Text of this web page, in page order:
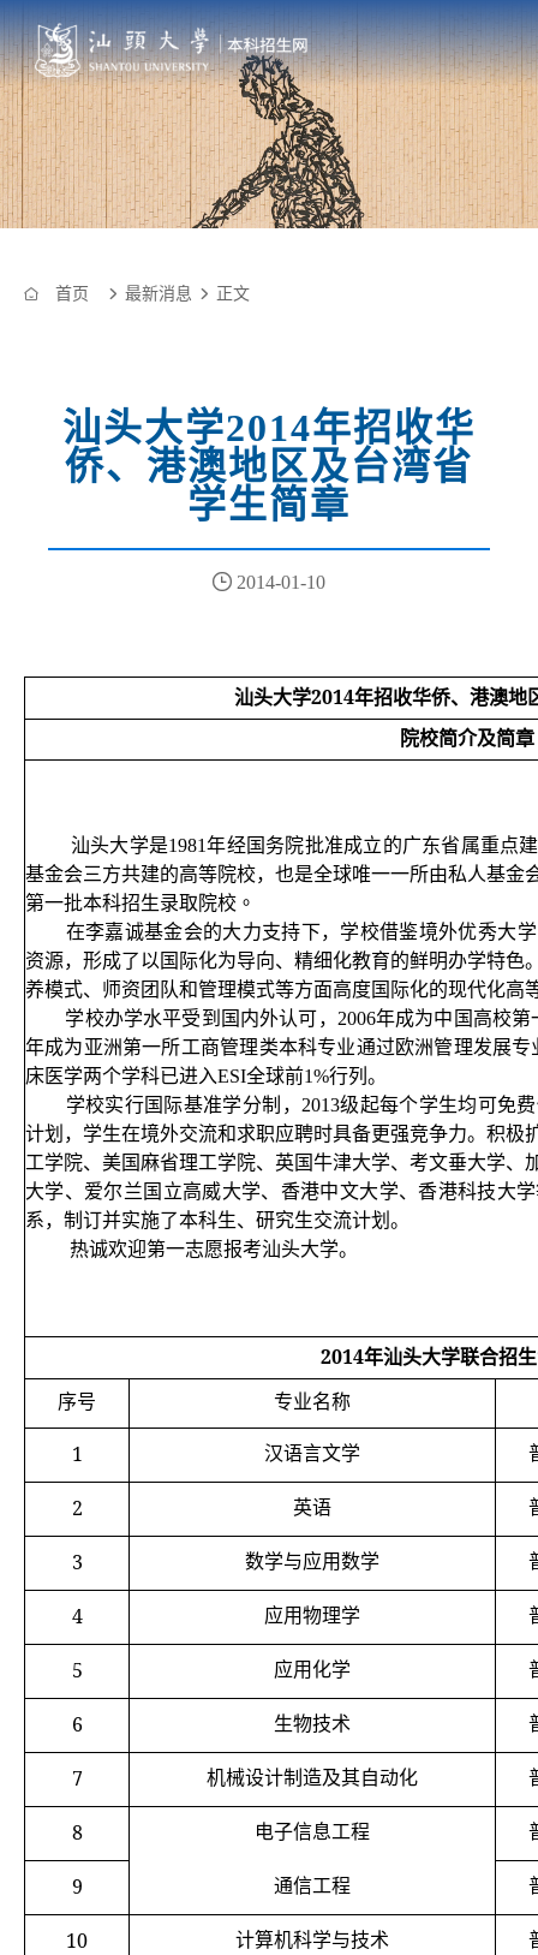
 首页  最新消息  正文
汕头大学2014年招收华
侨、港澳地区及台湾省
学生简章
 2014-01-10
汕头大学2014年招收华侨、港澳地
院校简介及简章
汕头大学是1981年经国务院批准成立的广东省属重点
基金会三方共建的高等院校，也是全球唯一一所由私人基
第一批本科招生录取院校。
在李嘉诚基金会的大力支持下，学校借鉴境外优秀大
资源，形成了以国际化为导向、精细化教育的鲜明办学特色
养模式、师资团队和管理模式等方面高度国际化的现代化高
学校办学水平受到国内外认可，2006年成为中国高校
年成为亚洲第一所工商管理类本科专业通过欧洲管理发展
床医学两个学科已进入ESI全球前1%行列。
学校实行国际基准学分制，2013级起每个学生均可免
计划，学生在境外交流和求职应聘时具备更强竞争力。积极
工学院、美国麻省理工学院、英国牛津大学、考文垂大学、
大学、爱尔兰国立高威大学、香港中文大学、香港科技大
系，制订并实施了本科生、研究生交流计划。
热诚欢迎第一志愿报考汕头大学。
2014年汕头大学联合招
序号 专业名称
1 汉语言文学
2 英语
3 数学与应用数学
4 应用物理学
5 应用化学
6 生物技术
7 机械设计制造及其自动化
8 电子信息工程
9 通信工程
10 计算机科学与技术